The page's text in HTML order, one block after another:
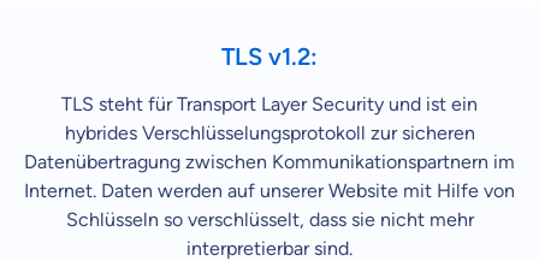
​TLS v1.2:
TLS steht für Transport Layer Security und ist ein
hybrides Verschlüsselungsprotokoll zur sicheren
Datenübertragung zwischen Kommunikationspartnern im
Internet. Daten werden auf unserer Website mit Hilfe von
Schlüsseln so verschlüsselt, dass sie nicht mehr
interpretierbar sind.​